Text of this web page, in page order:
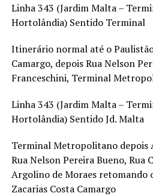
Linha 343 (Jardim Malta –
Hortolândia) Sentido Terminal
Itinerário normal até o
Camargo, depois Rua Nelson
Franceschini, Terminal
Linha 343 (Jardim Malta –
Hortolândia) Sentido Jd. Malta
Terminal Metropolitano depois
Rua Nelson Pereira Bueno, Rua
Argolino de Moraes retomando
Zacarias Costa Camargo